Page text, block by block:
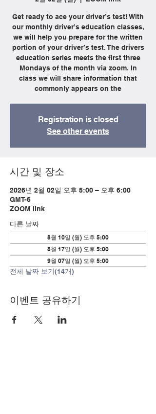
Get ready to ace your driver’s test! With
our monthly driver’s education classes,
we will help you prepare for the written
portion of your driver’s test. The drivers
education series meets the first three
Mondays of the month via zoom. In
class we will share information that
commonly appears on the
Registration is closed
See other events
시간 및 장소
2026년 2월 02일 오후 5:00 – 오후 6:00
GMT-6
ZOOM link
다른 날짜
8월 10일 (월) 오후 5:00
8월 17일 (월) 오후 5:00
9월 07일 (월) 오후 5:00
전체 날짜 보기(14개)
이벤트 공유하기